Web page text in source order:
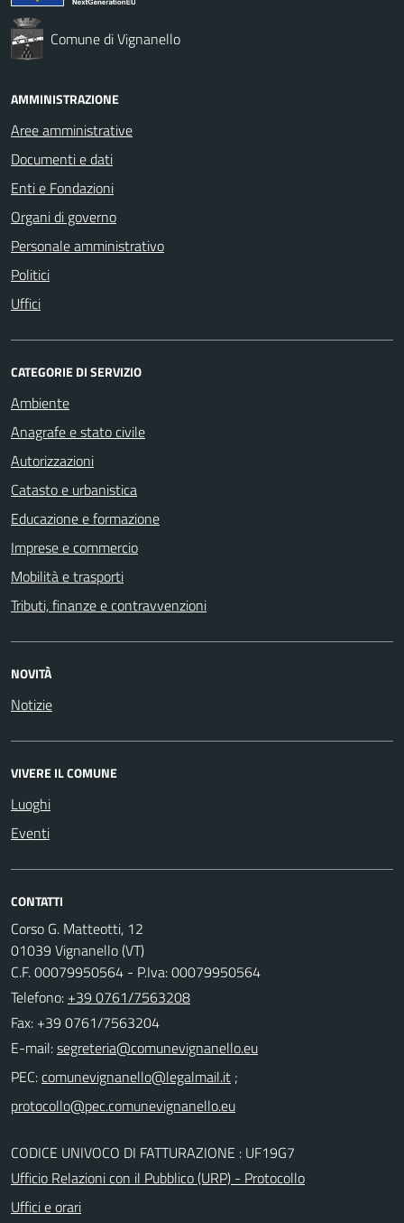
Comune di Vignanello
AMMINISTRAZIONE
Aree amministrative
Documenti e dati
Enti e Fondazioni
Organi di governo
Personale amministrativo
Politici
Uffici
CATEGORIE DI SERVIZIO
Ambiente
Anagrafe e stato civile
Autorizzazioni
Catasto e urbanistica
Educazione e formazione
Imprese e commercio
Mobilità e trasporti
Tributi, finanze e contravvenzioni
NOVITÀ
Notizie
VIVERE IL COMUNE
Luoghi
Eventi
CONTATTI
Corso G. Matteotti, 12
01039 Vignanello (VT)
C.F. 00079950564 - P.Iva: 00079950564
Telefono: +39 0761/7563208
Fax: +39 0761/7563204
E-mail:
PEC:
;
CODICE UNIVOCO DI FATTURAZIONE : UF19G7
Ufficio Relazioni con il Pubblico (URP) - Protocollo
Uffici e orari